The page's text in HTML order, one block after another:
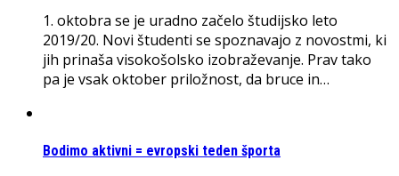
1. oktobra se je uradno začelo študijsko leto
2019/20. Novi študenti se spoznavajo z novostmi, ki
jih prinaša visokošolsko izobraževanje. Prav tako
pa je vsak oktober priložnost, da bruce in…
Bodimo aktivni = evropski teden športa